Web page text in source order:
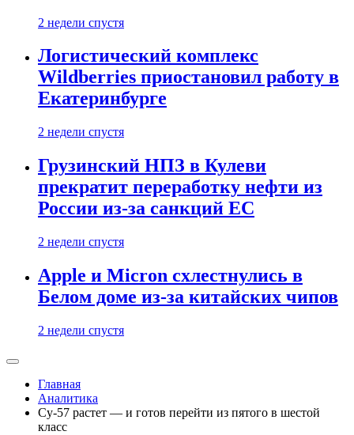
2 недели спустя
Логистический комплекс
Wildberries приостановил работу в
Екатеринбурге
2 недели спустя
Грузинский НПЗ в Кулеви
прекратит переработку нефти из
России из-за санкций ЕС
2 недели спустя
Apple и Micron схлестнулись в
Белом доме из-за китайских чипов
2 недели спустя
Главная
Аналитика
Су-57 растет — и готов перейти из пятого в шестой
класс